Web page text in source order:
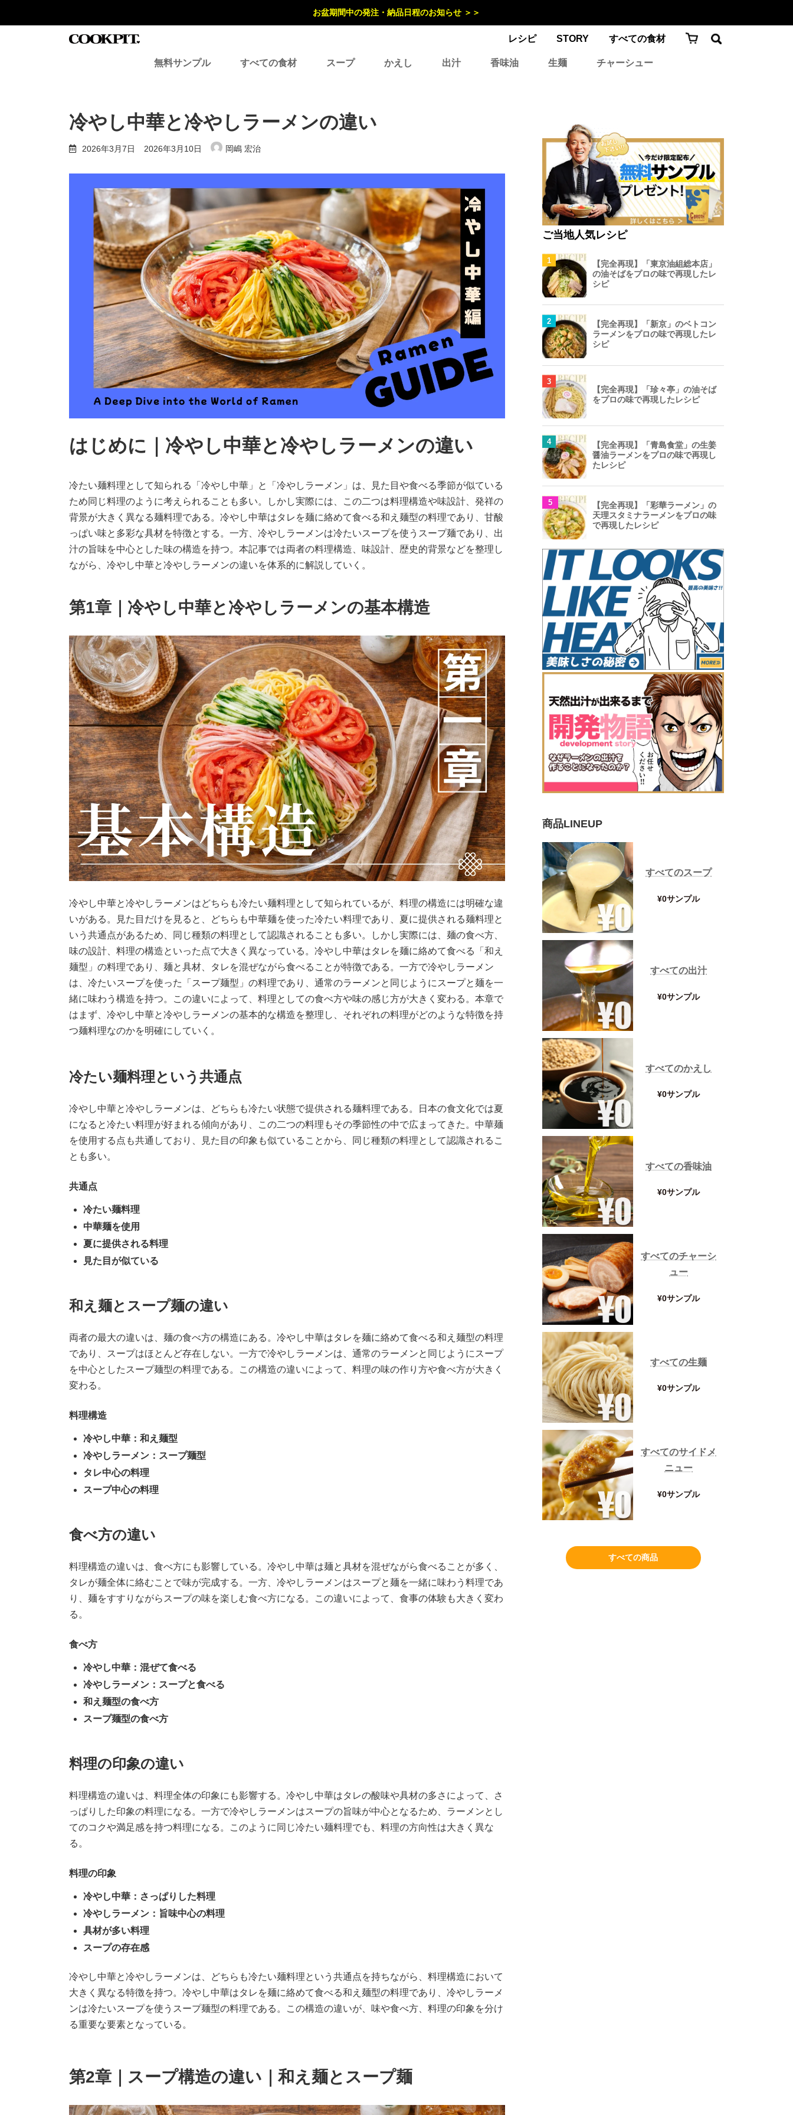
お盆期間中の発注・納品日程のお知らせ ＞＞
レシピ STORY すべての食材
無料サンプル すべての食材 スープ かえし 出汁 香味油 生麺 チャーシュー
冷やし中華と冷やしラーメンの違い
2026年3月7日
最
終
新
日
時
:
2026年3月10日 岡嶋 宏治
はじめに｜冷やし中華と冷やしラーメンの違い
冷たい麺料理として知られる「冷やし中華」と「冷やしラーメン」は、見た目や食べる季節が似ている
ため同じ料理のように考えられることも多い。しかし実際には、この二つは料理構造や味設計、発祥の
背景が大きく異なる麺料理である。冷やし中華はタレを麺に絡めて食べる和え麺型の料理であり、甘酸
っぱい味と多彩な具材を特徴とする。一方、冷やしラーメンは冷たいスープを使うスープ麺であり、出
汁の旨味を中心とした味の構造を持つ。本記事では両者の料理構造、味設計、歴史的背景などを整理し
ながら、冷やし中華と冷やしラーメンの違いを体系的に解説していく。
第1章｜冷やし中華と冷やしラーメンの基本構造
冷やし中華と冷やしラーメンはどちらも冷たい麺料理として知られているが、料理の構造には明確な違
いがある。見た目だけを見ると、どちらも中華麺を使った冷たい料理であり、夏に提供される麺料理と
いう共通点があるため、同じ種類の料理として認識されることも多い。しかし実際には、麺の食べ方、
味の設計、料理の構造といった点で大きく異なっている。冷やし中華はタレを麺に絡めて食べる「和え
麺型」の料理であり、麺と具材、タレを混ぜながら食べることが特徴である。一方で冷やしラーメン
は、冷たいスープを使った「スープ麺型」の料理であり、通常のラーメンと同じようにスープと麺を一
緒に味わう構造を持つ。この違いによって、料理としての食べ方や味の感じ方が大きく変わる。本章で
はまず、冷やし中華と冷やしラーメンの基本的な構造を整理し、それぞれの料理がどのような特徴を持
つ麺料理なのかを明確にしていく。
冷たい麺料理という共通点
冷やし中華と冷やしラーメンは、どちらも冷たい状態で提供される麺料理である。日本の食文化では夏
になると冷たい料理が好まれる傾向があり、この二つの料理もその季節性の中で広まってきた。中華麺
を使用する点も共通しており、見た目の印象も似ていることから、同じ種類の料理として認識されるこ
とも多い。
共通点
冷たい麺料理
中華麺を使用
夏に提供される料理
見た目が似ている
和え麺とスープ麺の違い
両者の最大の違いは、麺の食べ方の構造にある。冷やし中華はタレを麺に絡めて食べる和え麺型の料理
であり、スープはほとんど存在しない。一方で冷やしラーメンは、通常のラーメンと同じようにスープ
を中心としたスープ麺型の料理である。この構造の違いによって、料理の味の作り方や食べ方が大きく
変わる。
料理構造
冷やし中華：和え麺型
冷やしラーメン：スープ麺型
タレ中心の料理
スープ中心の料理
食べ方の違い
料理構造の違いは、食べ方にも影響している。冷やし中華は麺と具材を混ぜながら食べることが多く、
タレが麺全体に絡むことで味が完成する。一方、冷やしラーメンはスープと麺を一緒に味わう料理であ
り、麺をすすりながらスープの味を楽しむ食べ方になる。この違いによって、食事の体験も大きく変わ
る。
食べ方
冷やし中華：混ぜて食べる
冷やしラーメン：スープと食べる
和え麺型の食べ方
スープ麺型の食べ方
料理の印象の違い
料理構造の違いは、料理全体の印象にも影響する。冷やし中華はタレの酸味や具材の多さによって、さ
っぱりした印象の料理になる。一方で冷やしラーメンはスープの旨味が中心となるため、ラーメンとし
てのコクや満足感を持つ料理になる。このように同じ冷たい麺料理でも、料理の方向性は大きく異な
る。
料理の印象
冷やし中華：さっぱりした料理
冷やしラーメン：旨味中心の料理
具材が多い料理
スープの存在感
冷やし中華と冷やしラーメンは、どちらも冷たい麺料理という共通点を持ちながら、料理構造において
大きく異なる特徴を持つ。冷やし中華はタレを麺に絡めて食べる和え麺型の料理であり、冷やしラーメ
ンは冷たいスープを使うスープ麺型の料理である。この構造の違いが、味や食べ方、料理の印象を分け
る重要な要素となっている。
第2章｜スープ構造の違い｜和え麺とスープ麺
ご当地人気レシピ
商品LINEUP
すべてのスープ
¥0サンプル
すべての出汁
¥0サンプル
すべてのかえし
¥0サンプル
すべての香味油
¥0サンプル
すべてのチャーシ
ュー
¥0サンプル
すべての生麺
¥0サンプル
すべてのサイドメ
ニュー
¥0サンプル
すべての商品